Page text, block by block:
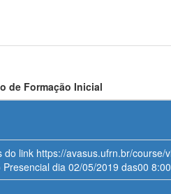
de Formação Inicial
do link https://avasus.ufrn.br/
dia 02/05/2019 das00